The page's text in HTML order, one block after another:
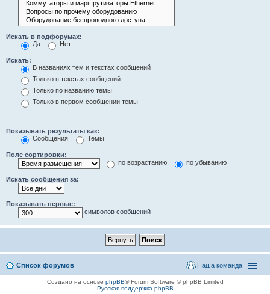
Искать в подфорумах:
Да
Нет
Искать:
В названиях тем и текстах сообщений
Только в текстах сообщений
Только по названию темы
Только в первом сообщении темы
Показывать результаты как:
Сообщения
Темы
Поле сортировки:
по возрастанию
по убыванию
Искать сообщения за:
Показывать первые:
символов сообщений
Список форумов Наша команда
Создано на основе phpBB® Forum Software © phpBB Limited
Русская поддержка phpBB